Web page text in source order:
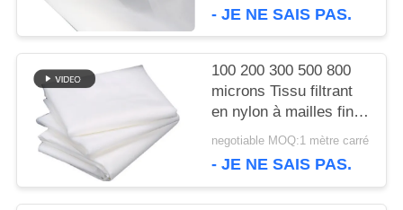
PRIVACY
POLICY
- JE NE SAIS PAS.
100 200 300 500 800
microns Tissu filtrant
en nylon à mailles fines
pour lait, jus, infusion à
alimentaire, tamis de
negotiable MOQ:1 mètre carré
- JE NE SAIS PAS.